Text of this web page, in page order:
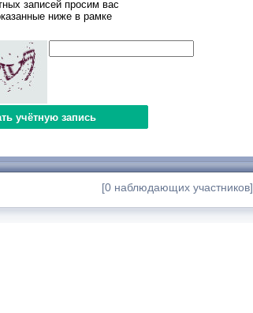
записей просим вас
ниже в рамке
[0 наблюдающих участников]